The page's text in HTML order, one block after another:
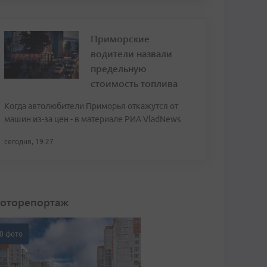
Приморские
водители назвали
предельную
стоимость топлива
Когда автолюбители Приморья откажутся от
машин из-за цен - в материале РИА VladNews
сегодня, 19:27
фото